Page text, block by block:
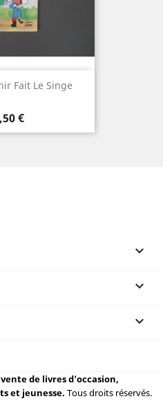
Fait Le Singe
€



de livres d'occasion,
et jeunesse. Tous droits réservés.